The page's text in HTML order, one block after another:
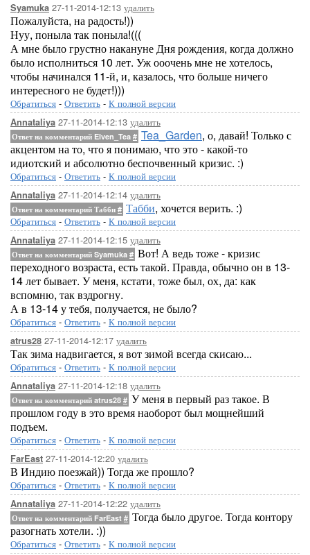
Syamuka 27-11-2014-12:13 удалить
Пожалуйста, на радость!))
Нуу, поныла так поныла!(((
А мне было грустно накануне Дня рождения, когда должно
было исполниться 10 лет. Уж ооочень мне не хотелось,
чтобы начинался 11-й, и, казалось, что больше ничего
интересного не будет!)))
Обратиться - Ответить - К полной версии
Annataliya 27-11-2014-12:13 удалить
Ответ на комментарий Elven_Tea # Tea_Garden, о, давай! Только с
акцентом на то, что я понимаю, что это - какой-то
идиотский и абсолютно беспочвенный кризис. :)
Обратиться - Ответить - К полной версии
Annataliya 27-11-2014-12:14 удалить
Ответ на комментарий Табби # Табби, хочется верить. :)
Обратиться - Ответить - К полной версии
Annataliya 27-11-2014-12:15 удалить
Ответ на комментарий Syamuka # Вот! А ведь тоже - кризис
переходного возраста, есть такой. Правда, обычно он в 13-
14 лет бывает. У меня, кстати, тоже был, ох, да: как
вспомню, так вздрогну.
А в 13-14 у тебя, получается, не было?
Обратиться - Ответить - К полной версии
atrus28 27-11-2014-12:17 удалить
Так зима надвигается, я вот зимой всегда скисаю...
Обратиться - Ответить - К полной версии
Annataliya 27-11-2014-12:18 удалить
Ответ на комментарий atrus28 # У меня в первый раз такое. В
прошлом году в это время наоборот был мощнейший
подъем.
Обратиться - Ответить - К полной версии
FarEast 27-11-2014-12:20 удалить
В Индию поезжай)) Тогда же прошло?
Обратиться - Ответить - К полной версии
Annataliya 27-11-2014-12:22 удалить
Ответ на комментарий FarEast # Тогда было другое. Тогда контору
разогнать хотели. :))
Обратиться - Ответить - К полной версии